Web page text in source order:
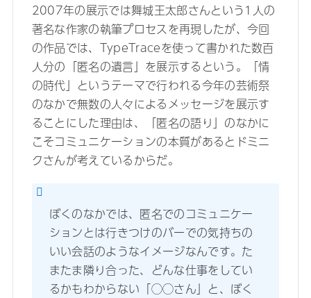
2007年の展示では舞城王太郎さんという1人の
著名な作家の執筆プロセスを再現したが、今回
の作品では、TypeTraceを使って書かれた数百
人分の「匿名の遺言」を展示するという。「情
の時代」というテーマで行われる今年の芸術祭
のなかで無数の人々によるメッセージを展示す
ることにした理由は、「匿名の語り」のなかに
こそコミュニケーションの本質があるとドミニ
クさんが考えているからだ。
ぼくのなかでは、匿名でのコミュニケー
ションとは行きつけのバーでの気持ちの
いい会話のようなイメージなんです。た
またま隣り合った、どんな仕事をしてい
るかもわからない「◯◯さん」と、ぼく